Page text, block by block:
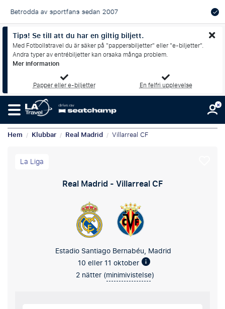
Officiella matchbiljetter med utmärkta platser – Alltid
garanterade
Tips! Se till att du har en giltig biljett.
Med Fotbollstravel du är säker på "pappersbiljetter" eller "e-biljetter".
Andra typer av entrébiljetter kan orsaka många problem.
Mer information
Papper eller e-biljetter
En felfri upplevelse
Hem / Klubbar / Real Madrid / Villarreal CF
La Liga
Real Madrid - Villarreal CF
Estadio Santiago Bernabéu, Madrid
10 eller 11 oktober
2 nätter (minimivistelse)